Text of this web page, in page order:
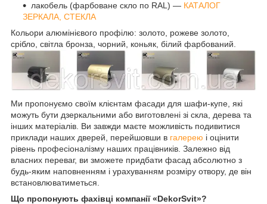
лакобель (фарбоване скло по RAL) — КАТАЛОГ
ЗЕРКАЛА, СТЕКЛА
Кольори алюмінієвого профілю: золото, рожеве золото,
срібло, світла бронза, чорний, коньяк, білий фарбований.
Ми пропонуємо своїм клієнтам фасади для шафи-купе, які
можуть бути дзеркальними або виготовлені зі скла, дерева та
інших матеріалів. Ви завжди маєте можливість подивитися
приклади наших дверей, перейшовши в галерею і оцінити
рівень професіоналізму наших працівників. Залежно від
власних переваг, ви зможете придбати фасад абсолютно з
будь-яким наповненням і урахуванням розміру отвору, де він
встановлюватиметься.
Що пропонують фахівці компанії «DekorSvit»?